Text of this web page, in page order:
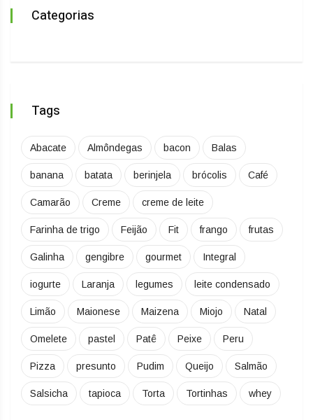
Categorias
Tags
Abacate Almôndegas bacon Balas
banana batata berinjela brócolis Café
Camarão Creme creme de leite
Farinha de trigo Feijão Fit frango frutas
Galinha gengibre gourmet Integral
iogurte Laranja legumes leite condensado
Limão Maionese Maizena Miojo Natal
Omelete pastel Patê Peixe Peru
Pizza presunto Pudim Queijo Salmão
Salsicha tapioca Torta Tortinhas whey